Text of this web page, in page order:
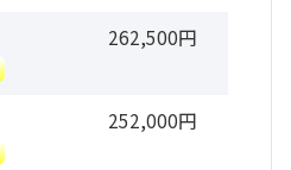
262,500円
252,000円